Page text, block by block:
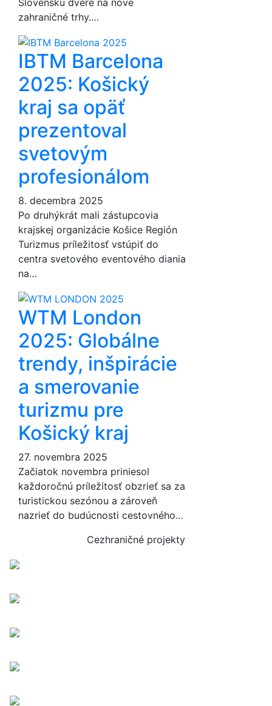
Slovensku dvere na nové
zahraničné trhy.…
IBTM Barcelona
2025: Košický
kraj sa opäť
prezentoval
svetovým
profesionálom
8. decembra 2025
Po druhýkrát mali zástupcovia
krajskej organizácie Košice Región
Turizmus príležitosť vstúpiť do
centra svetového eventového diania
na…
WTM London
2025: Globálne
trendy, inšpirácie
a smerovanie
turizmu pre
Košický kraj
27. novembra 2025
Začiatok novembra priniesol
každoročnú príležitosť obzrieť sa za
turistickou sezónou a zároveň
nazrieť do budúcnosti cestovného…
Cezhraničné projekty